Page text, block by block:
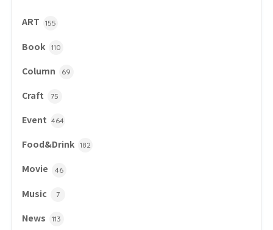
ART 155
Book 110
Column 69
Craft 75
Event 464
Food&Drink 182
Movie 46
Music 7
News 113